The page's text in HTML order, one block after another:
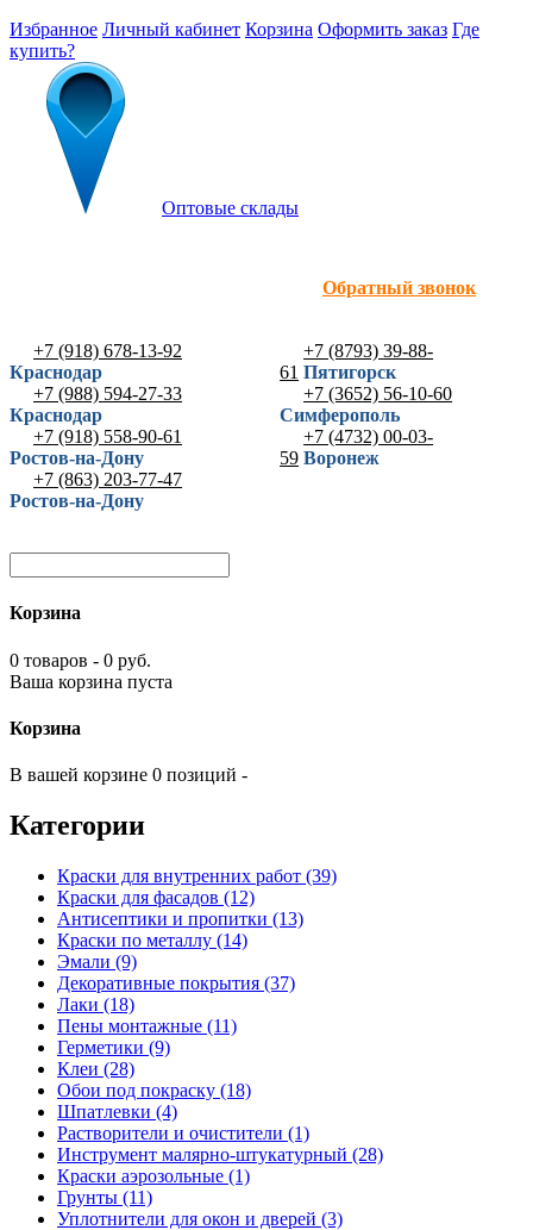
Избранное Личный кабинет Корзина Оформить заказ Где
купить?
Оптовые склады
Обратный звонок
+7 (918) 678-13-92
Краснодар
+7 (988) 594-27-33
Краснодар
+7 (918) 558-90-61
Ростов-на-Дону
+7 (863) 203-77-47
Ростов-на-Дону
+7 (8793) 39-88-
61 Пятигорск
+7 (3652) 56-10-60
Симферополь
+7 (4732) 00-03-
59 Воронеж
Корзина
0 товаров - 0 руб.
Ваша корзина пуста
Корзина
В вашей корзине 0 позиций -
Категории
Краски для внутренних работ (39)
Краски для фасадов (12)
Антисептики и пропитки (13)
Краски по металлу (14)
Эмали (9)
Декоративные покрытия (37)
Лаки (18)
Пены монтажные (11)
Герметики (9)
Клеи (28)
Обои под покраску (18)
Шпатлевки (4)
Растворители и очистители (1)
Инструмент малярно-штукатурный (28)
Краски аэрозольные (1)
Грунты (11)
Уплотнители для окон и дверей (3)